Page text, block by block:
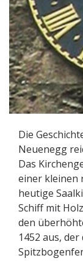
Die
Neuenegg
Das
einer kleinen
heutige
Schiff mit
den
1452 aus,